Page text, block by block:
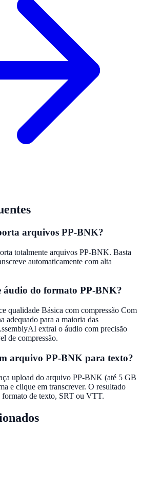
arquivos PP-BNK?
totalmente arquivos PP-BNK. Basta
automaticamente com alta
áudio do formato PP-BNK?
qualidade Básica com compressão Com
adequado para a maioria das
extrai o áudio com precisão
de compressão.
arquivo PP-BNK para texto?
upload do arquivo PP-BNK (até 5 GB
e clique em transcrever. O resultado
de texto, SRT ou VTT.